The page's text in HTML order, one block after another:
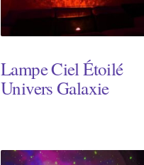
Lampe Ciel Étoilé
Univers Galaxie